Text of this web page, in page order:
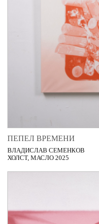
ПЕПЕЛ ВРЕМЕНИ
ВЛАДИСЛАВ СЕМЕНКОВ
ХОЛСТ, МАСЛО 2025